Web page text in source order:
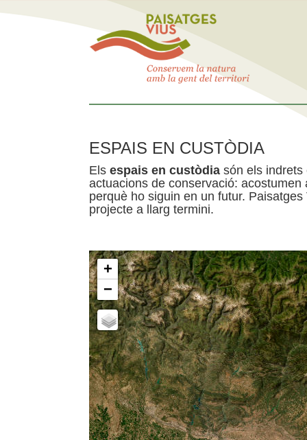
ESPAIS EN CUSTÒDIA
Els espais en custòdia són els indrets
actuacions de conservació:
perquè ho siguin en un futur.
projecte a llarg termini.
+
−